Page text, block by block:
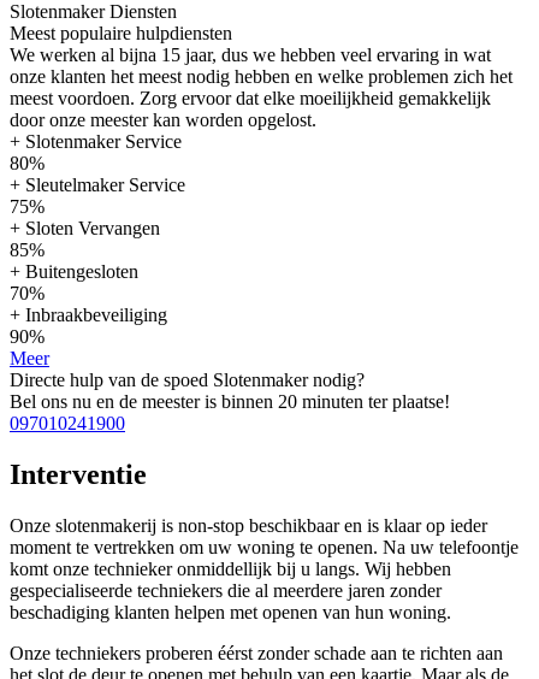
Slotenmaker Diensten
Meest populaire hulpdiensten
We werken al bijna 15 jaar, dus we hebben veel ervaring in wat
onze klanten het meest nodig hebben en welke problemen zich het
meest voordoen. Zorg ervoor dat elke moeilijkheid gemakkelijk
door onze meester kan worden opgelost.
+ Slotenmaker Service
80%
+ Sleutelmaker Service
75%
+ Sloten Vervangen
85%
+ Buitengesloten
70%
+ Inbraakbeveiliging
90%
Meer
Directe hulp van de spoed Slotenmaker nodig?
Bel ons nu en de meester is binnen 20 minuten ter plaatse!
097010241900
Interventie
Onze slotenmakerij is non-stop beschikbaar en is klaar op ieder
moment te vertrekken om uw woning te openen. Na uw telefoontje
komt onze technieker onmiddellijk bij u langs. Wij hebben
gespecialiseerde techniekers die al meerdere jaren zonder
beschadiging klanten helpen met openen van hun woning.
Onze techniekers proberen éérst zonder schade aan te richten aan
het slot de deur te openen met behulp van een kaartje. Maar als de